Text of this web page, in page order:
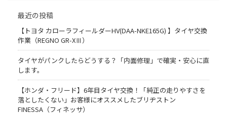
最近の投稿
【トヨタ カローラフィールダーHV(DAA-NKE165G) 】タイヤ交換
作業（REGNO GR-XⅢ）
タイヤがパンクしたらどうする？「内面修理」で確実・安心に直
します。
【ホンダ・フリード】6年目タイヤ交換！「純正の走りやすさを
落としたくない」お客様にオススメしたブリヂストン
FINESSA（フィネッサ）